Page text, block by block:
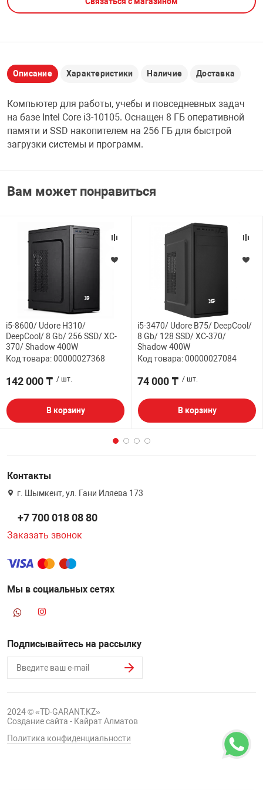
USB ХАБЫ
CARD RIDER
Описание Характеристики Наличие Доставка
Компьютер для работы, учебы и повседневных задач
на базе Intel Core i3-10105. Оснащен 8 ГБ оперативной
памяти и SSD накопителем на 256 ГБ для быстрой
загрузки системы и программ.
Вам может понравиться
i5-8600/ Udore H310/
DeepCool/ 8 Gb/ 256 SSD/ XC-
370/ Shadow 400W
Код товара: 00000027368
142 000 ₸ / шт.
В корзину
i5-3470/ Udore B75/ DeepCool/
8 Gb/ 128 SSD/ XC-370/
Shadow 400W
Код товара: 00000027084
74 000 ₸ / шт.
В корзину
Контакты
г. Шымкент, ул. Гани Иляева 173
+7 700 018 08 80
Заказать звонок
Мы в социальных сетях
Подписывайтесь на рассылку
2024 © «TD-GARANT.KZ»
Создание сайта - Кайрат Алматов
Политика конфиденциальности